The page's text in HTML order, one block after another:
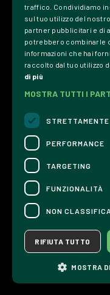
Contatti
Trasparenza
Privacy Policy
P.IVA &
CONTATTI
Per informazioni
Per informazioni
Dichiarazione
traffico. Condividiamo
sul tuo utilizzo del
partner pubblicitari e di
potrebbero combinarle
informazioni che hai
raccolto dal tuo utilizzo
di più
MOSTRA TUTTI I
PERFORMANCE
TARGETING
FUNZIONALITÀ
NON
RIFIUTA TUTTO
MOSTRA